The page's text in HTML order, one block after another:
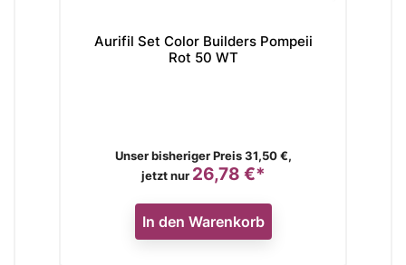
Aurifil Set Color Builders Pompeii
Rot 50 WT
Verkaufspreis
Unser bisheriger Preis 31,50 €,
jetzt nur Preis
26,78 €*
In den Warenkorb